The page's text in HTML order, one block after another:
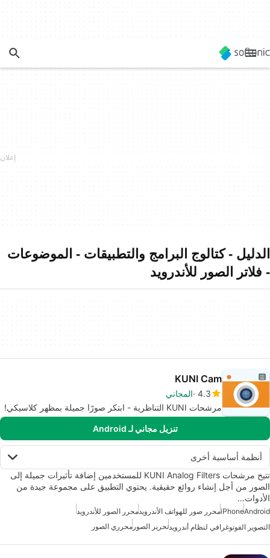
الدليل - كتالوج البرامج والتطبيقات - الموضوعات
- فلاتر الصور للأندرويد
KUNI Cam
4.3 المجاني
مرشحات KUNI التناظرية - ابتكر صورًا جميلة بمظهر كلاسيكي!
تنزيل مجاني لـ Android
أنظمة أساسية أخرى
تتيح مرشحات KUNI Analog Filters للمستخدمين إضافة تأثيرات جميلة إلى
الصور من أجل إنشاء روائع حقيقية. يحتوي التطبيق على مجموعة جيدة من
الأدوات…
Android
iPhoneمحرر صور للهواتف الأندرويدمحرر الصور للأندرويد
التصوير الفوتوغرافي لنظام أندرويدتحرير الصور محرري الصور